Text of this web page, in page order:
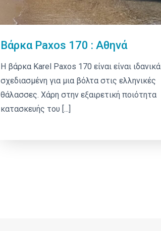
Βάρκα Paxos 170 : Αθηνά
Η βάρκα Karel Paxos 170 είναι είναι ιδανικά
σχεδιασμένη για μια βόλτα στις ελληνικές
θάλασσες. Χάρη στην εξαιρετική ποιότητα
κατασκευής του [...]